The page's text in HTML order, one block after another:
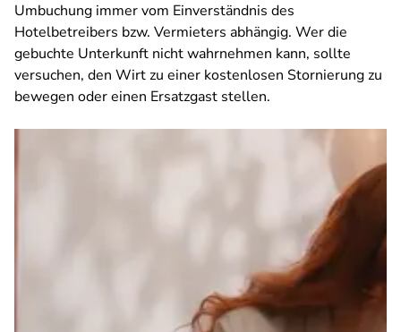
Umbuchung immer vom Einverständnis des
Hotelbetreibers bzw. Vermieters abhängig. Wer die
gebuchte Unterkunft nicht wahrnehmen kann, sollte
versuchen, den Wirt zu einer kostenlosen Stornierung zu
bewegen oder einen Ersatzgast stellen.